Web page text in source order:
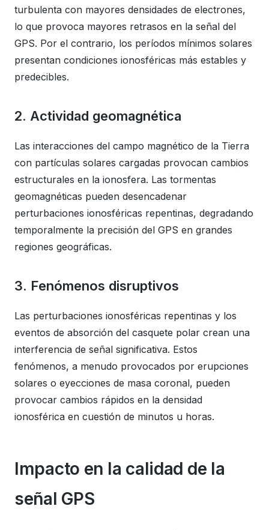
turbulenta con mayores densidades de electrones,
lo que provoca mayores retrasos en la señal del
GPS. Por el contrario, los períodos mínimos solares
presentan condiciones ionosféricas más estables y
predecibles.
2. Actividad geomagnética
Las interacciones del campo magnético de la Tierra
con partículas solares cargadas provocan cambios
estructurales en la ionosfera. Las tormentas
geomagnéticas pueden desencadenar
perturbaciones ionosféricas repentinas, degradando
temporalmente la precisión del GPS en grandes
regiones geográficas.
3. Fenómenos disruptivos
Las perturbaciones ionosféricas repentinas y los
eventos de absorción del casquete polar crean una
interferencia de señal significativa. Estos
fenómenos, a menudo provocados por erupciones
solares o eyecciones de masa coronal, pueden
provocar cambios rápidos en la densidad
ionosférica en cuestión de minutos u horas.
Impacto en la calidad de la
señal GPS